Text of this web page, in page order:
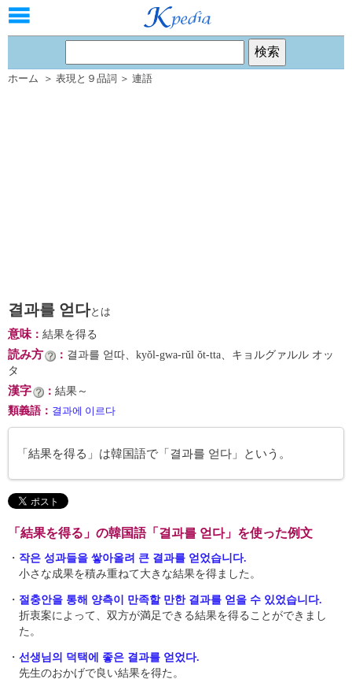
ホーム ＞ 表現と９品詞 ＞ 連語
결과를 얻다とは
意味： 結果を得る
読み方 ： 결과를 얻따、kyŏl-gwa-rŭl ŏt-tta、キョルグァルル オッ
タ
漢字 ： 結果～
類義語 ： 결과에 이르다
「結果を得る」は韓国語で「결과를 얻다」という。
「結果を得る」の韓国語「결과를 얻다」を使った例文
・ 작은 성과들을 쌓아올려 큰 결과를 얻었습니다.
小さな成果を積み重ねて大きな結果を得ました。
・ 절충안을 통해 양측이 만족할 만한 결과를 얻을 수 있었습니다.
折衷案によって、双方が満足できる結果を得ることができまし
た。
・ 선생님의 덕택에 좋은 결과를 얻었다.
先生のおかげで良い結果を得た。